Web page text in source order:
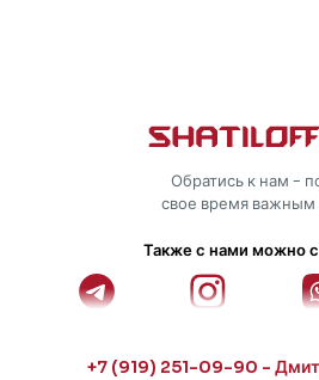
Обратись к нам -
свое время
Также с нами можно
+7 (919) 251-09-90 -